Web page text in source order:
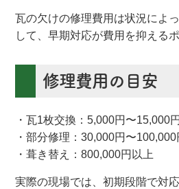
瓦の欠けの修理費用は状況によ
して、早期対応が費用を抑える
修理費用の目安
・瓦1枚交換：5,000円〜15,000円
・部分修理：30,000円〜100,000
・葺き替え：800,000円以上
実際の現場では、初期段階で対